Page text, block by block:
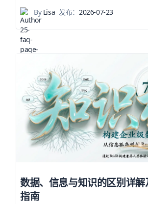
ByLisa 发布：2026-07-23
数据、信息与知识的区别详
指南